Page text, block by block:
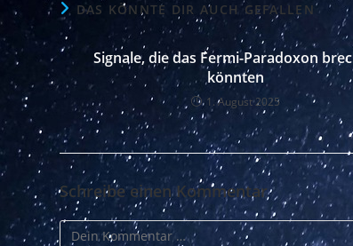
DAS KÖNNTE DIR AUCH GEFALLEN
Signale, die das Fermi-Paradoxon
könnten
1. August 2025
Schreibe einen Kommentar